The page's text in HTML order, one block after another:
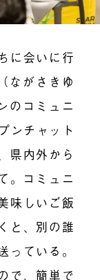
に会いに行
ながさきゆ
のコミュニ
ンチャット
県内外から
。コミュニ
味しいご飯
と、別の誰
ている。
で、簡単で